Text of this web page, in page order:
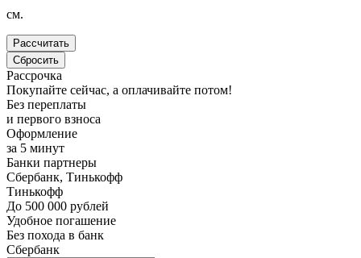
см.
Рассрочка
Покупайте сейчас, а оплачивайте потом!
Без переплаты
и первого взноса
Оформление
за 5 минут
Банки партнеры
Сбербанк, Тинькофф
Тинькофф
До 500 000 рублей
Удобное погашение
Без похода в банк
Сбербанк